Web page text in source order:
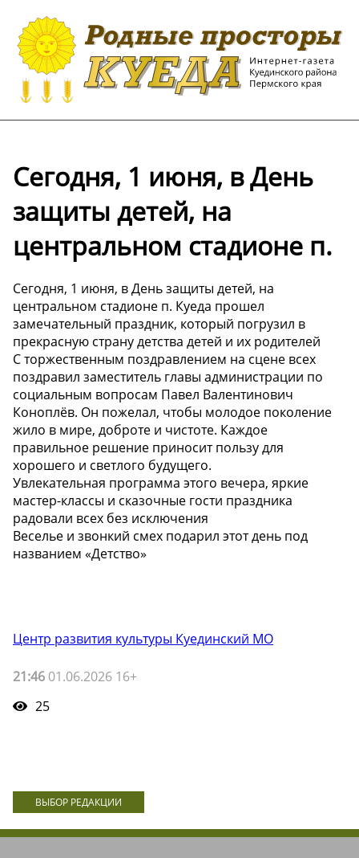
Сегодня, 1 июня, в День
защиты детей, на
центральном стадионе п.
Сегодня, 1 июня, в День защиты детей, на
центральном стадионе п. Куеда прошел
замечательный праздник, который погрузил в
прекрасную страну детства детей и их родителей ️
С торжественным поздравлением на сцене всех
поздравил заместитель главы администрации по
социальным вопросам Павел Валентинович
Коноплёв. Он пожелал, чтобы молодое поколение
жило в мире, доброте и чистоте. Каждое
правильное решение приносит пользу для
хорошего и светлого будущего.
Увлекательная программа этого вечера, яркие
мастер-классы и сказочные гости праздника
радовали всех без исключения
Веселье и звонкий смех подарил этот день под
названием «Детство»
Центр развития культуры Куединский МО
21:46 01.06.2026 16+
25
ВЫБОР РЕДАКЦИИ